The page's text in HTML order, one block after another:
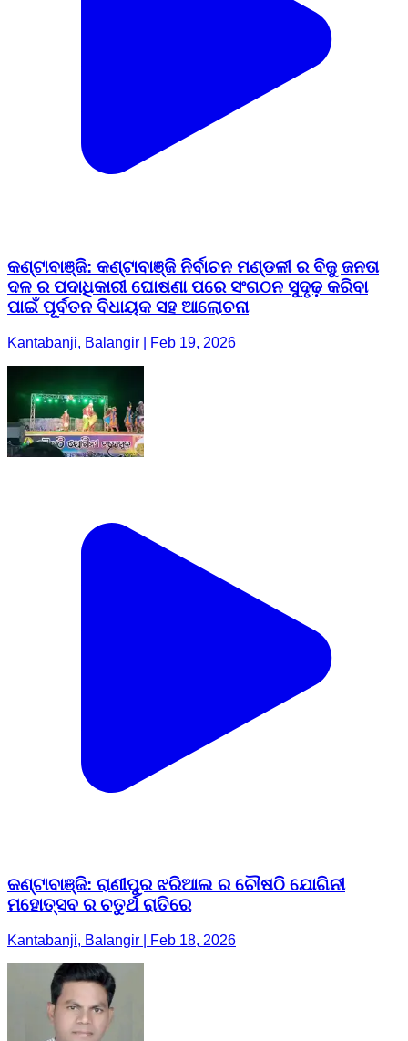
କଣ୍ଟାବାଞ୍ଜି: କଣ୍ଟାବାଞ୍ଜି ନିର୍ବାଚନ ମଣ୍ଡଳୀ ର ବିଜୁ ଜନତା
ଦଳ ର ପଦାଧିକାରୀ ଘୋଷଣା ପରେ ସଂଗଠନ ସୁଦୃଢ଼ କରିବା
ପାଇଁ ପୂର୍ବତନ ବିଧାୟକ ସହ ଆଲୋଚନା
Kantabanji, Balangir | Feb 19, 2026
କଣ୍ଟାବାଞ୍ଜି: ରାଣୀପୁର ଝରିଆଲ ର ଚୌଷଠି ଯୋଗିନୀ
ମହୋତ୍ସବ ର ଚତୁର୍ଥ ରାତିରେ
Kantabanji, Balangir | Feb 18, 2026